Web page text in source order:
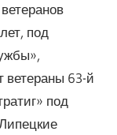
под
ветераны 63-й
под